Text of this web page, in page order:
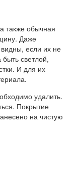
также обычная
Даже
если их не
светлой,
И для их
удалить.
Покрытие
на чистую